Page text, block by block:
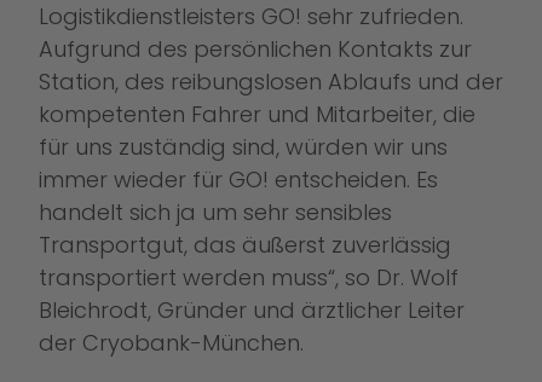
Logistikdienstleisters GO! sehr zufrieden.
Aufgrund des persönlichen Kontakts zur
Station, des reibungslosen Ablaufs und der
kompetenten Fahrer und Mitarbeiter, die
für uns zuständig sind, würden wir uns
immer wieder für GO! entscheiden. Es
handelt sich ja um sehr sensibles
Transportgut, das äußerst zuverlässig
transportiert werden muss“, so Dr. Wolf
Bleichrodt, Gründer und ärztlicher Leiter
der Cryobank-München.